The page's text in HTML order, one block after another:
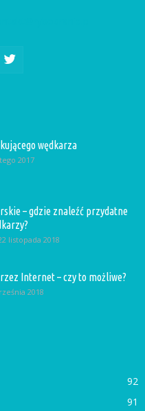
wędkarza
2017
– gdzie znaleźć przydatne
listopada 2018
Internet – czy to możliwe?
2018
92
91